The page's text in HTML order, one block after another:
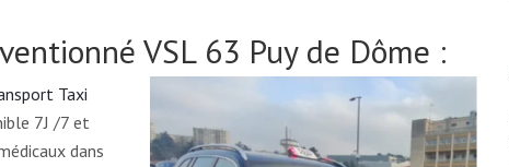
VSL 63 Puy de Dôme :
Taxi
7J /7 et
dans